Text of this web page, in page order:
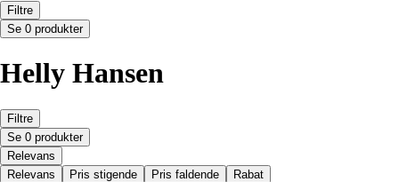
Filtre
Se 0 produkter
Helly Hansen
Filtre
Se 0 produkter
Relevans
Relevans
Pris stigende Pris faldende Rabat